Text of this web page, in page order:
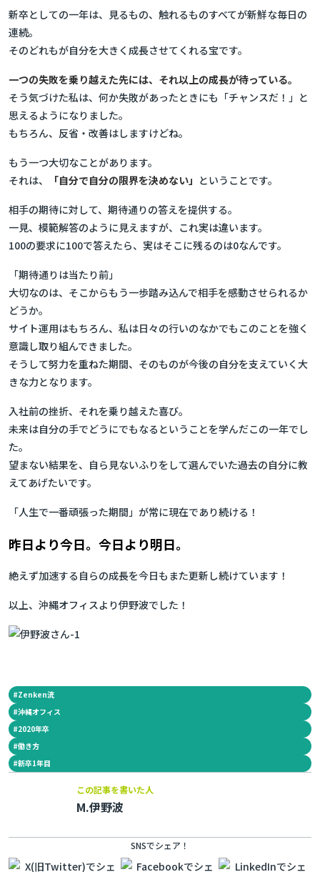
新卒としての一年は、見るもの、触れるものすべてが新鮮な毎日の
連続。
そのどれもが自分を大きく成長させてくれる宝です。
一つの失敗を乗り越えた先には、それ以上の成長が待っている。
そう気づけた私は、何か失敗があったときにも「チャンスだ！」と
思えるようになりました。
もちろん、反省・改善はしますけどね。
もう一つ大切なことがあります。
それは、
「自分で自分の限界を決めない」 ということです。
相手の期待に対して、期待通りの答えを提供する。
一見、模範解答のように見えますが、これ実は違います。
100の要求に100で答えたら、実はそこに残るのは0なんです。
「期待通りは当たり前」
大切なのは、そこからもう一歩踏み込んで相手を感動させられるか
どうか。
サイト運用はもちろん、私は日々の行いのなかでもこのことを強く
意識し取り組んできました。
そうして努力を重ねた期間、そのものが今後の自分を支えていく大
きな力となります。
入社前の挫折、それを乗り越えた喜び。
未来は自分の手でどうにでもなるということを学んだこの一年でし
た。
望まない結果を、自ら見ないふりをして選んでいた過去の自分に教
えてあげたいです。
「人生で一番頑張った期間」が常に現在であり続ける！
昨日より今日。今日より明日。
絶えず加速する自らの成長を今日もまた更新し続けています！
以上、沖縄オフィスより伊野波でした！
#Zenken流
#沖縄オフィス
#2020年卒
#働き方
#新卒1年目
この記事を書いた人
M.伊野波
SNSでシェア！